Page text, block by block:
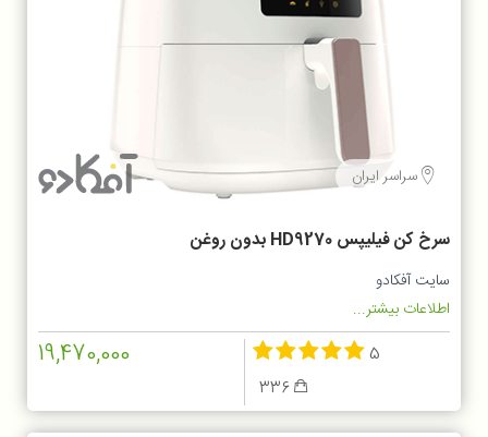
سراسر ایران
سرخ کن فيليپس HD9270 بدون روغن
سایت آفکادو
اطلاعات بیشتر...
5
336
19,470,000